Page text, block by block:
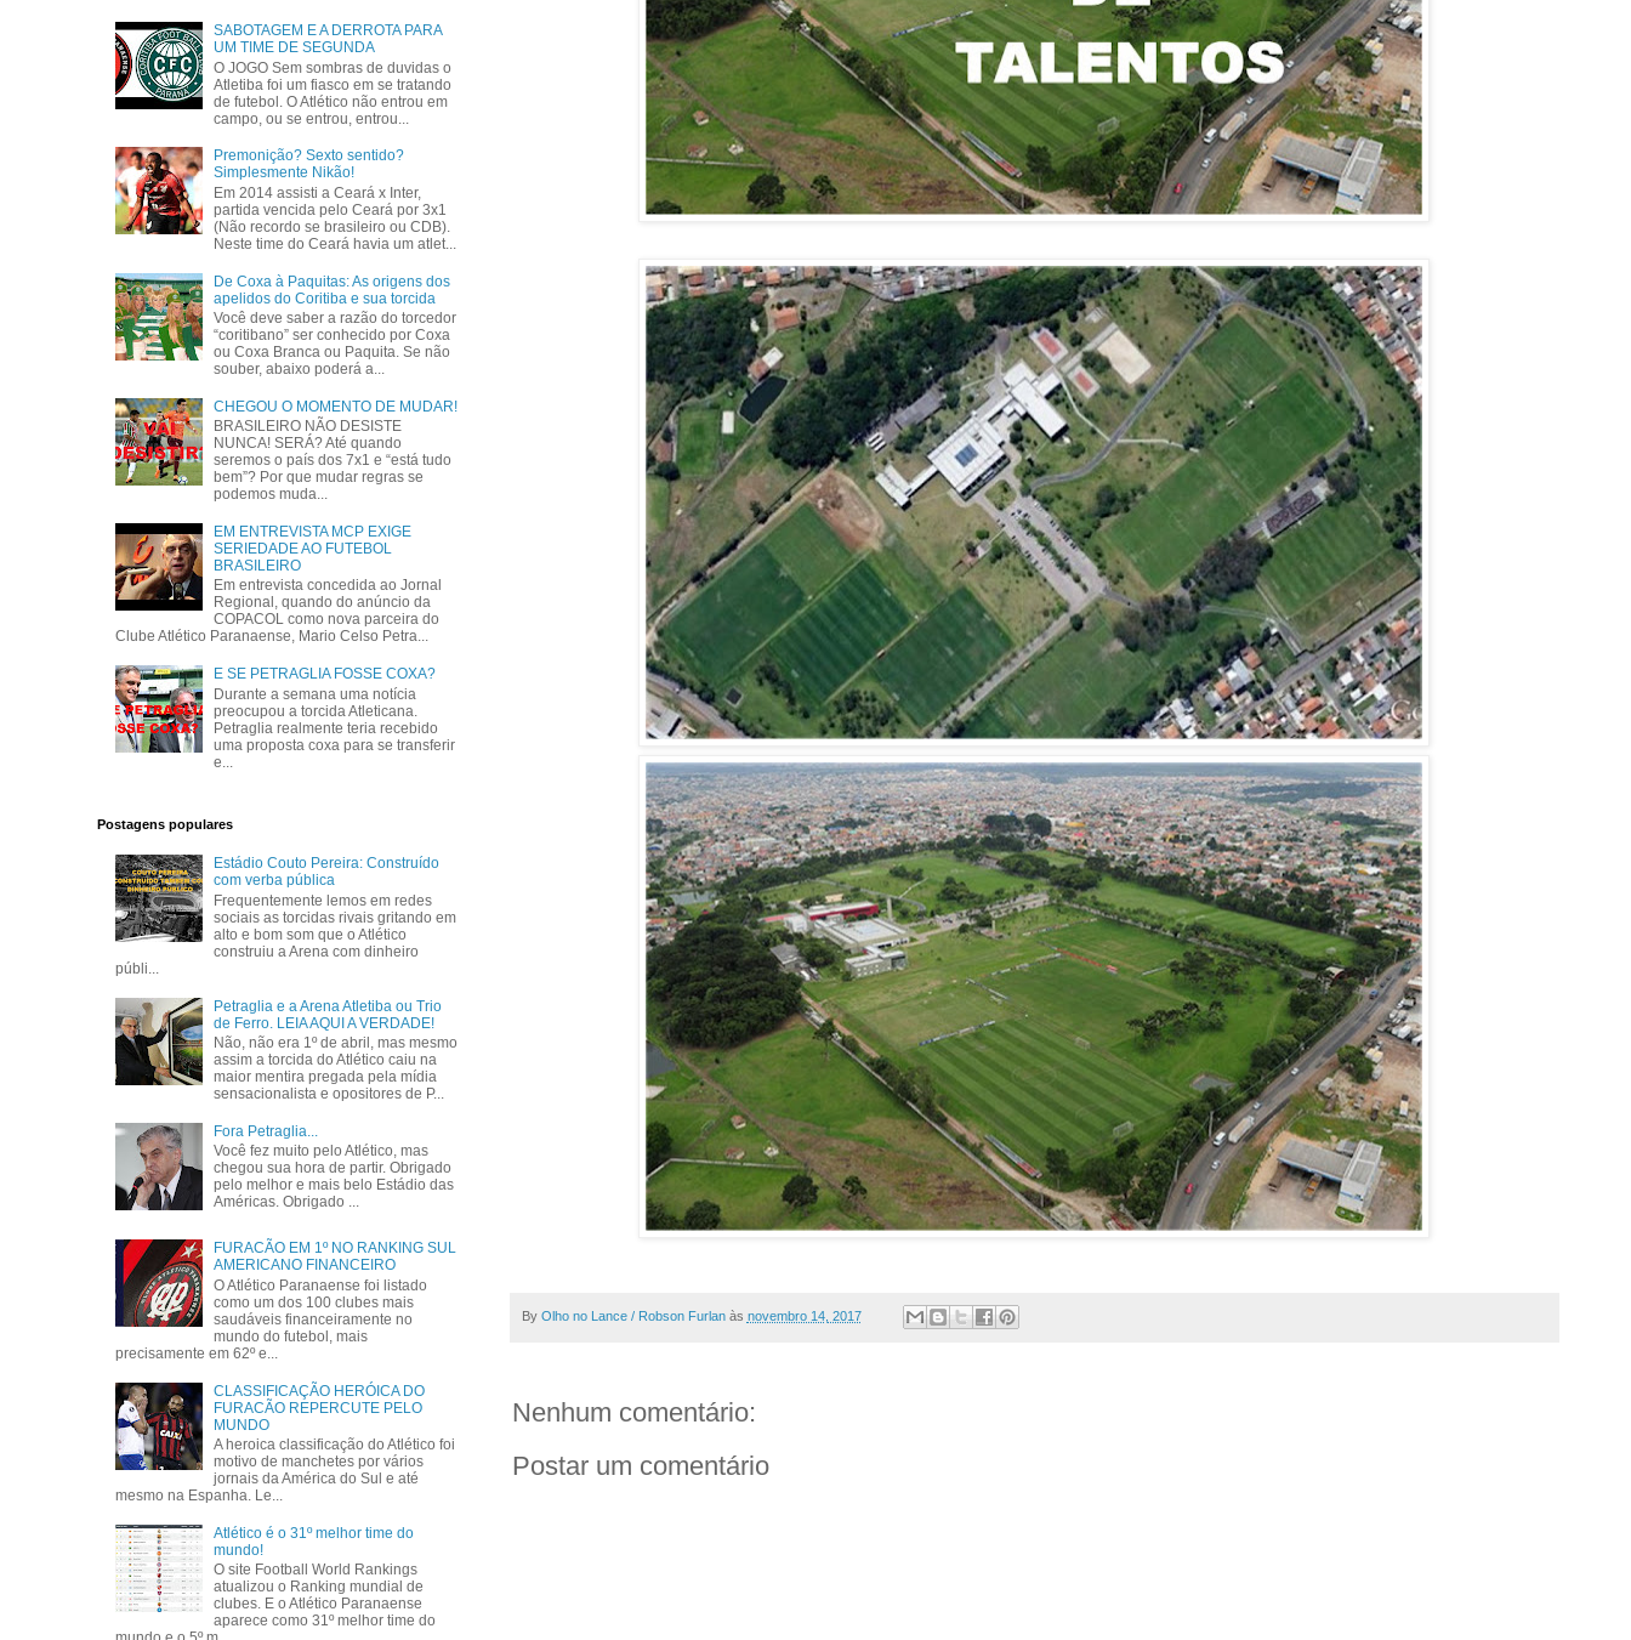
By Olho no Lance / Robson Furlan às novembro 14, 2017
Nenhum comentário:
Postar um comentário
SABOTAGEM E A DERROTA PARA
UM TIME DE SEGUNDA
O JOGO Sem sombras de duvidas o
Atletiba foi um fiasco em se tratando
de futebol. O Atlético não entrou em
campo, ou se entrou, entrou...
Premonição? Sexto sentido?
Simplesmente Nikão!
Em 2014 assisti a Ceará x Inter,
partida vencida pelo Ceará por 3x1
(Não recordo se brasileiro ou CDB).
Neste time do Ceará havia um atlet...
De Coxa à Paquitas: As origens dos
apelidos do Coritiba e sua torcida
Você deve saber a razão do torcedor
“coritibano” ser conhecido por Coxa
ou Coxa Branca ou Paquita. Se não
souber, abaixo poderá a...
CHEGOU O MOMENTO DE MUDAR!
BRASILEIRO NÃO DESISTE
NUNCA! SERÁ? Até quando
seremos o país dos 7x1 e “está tudo
bem”? Por que mudar regras se
podemos muda...
EM ENTREVISTA MCP EXIGE
SERIEDADE AO FUTEBOL
BRASILEIRO
Em entrevista concedida ao Jornal
Regional, quando do anúncio da
COPACOL como nova parceira do
Clube Atlético Paranaense, Mario Celso Petra...
E SE PETRAGLIA FOSSE COXA?
Durante a semana uma notícia
preocupou a torcida Atleticana.
Petraglia realmente teria recebido
uma proposta coxa para se transferir
e...
Postagens populares
Estádio Couto Pereira: Construído
com verba pública
Frequentemente lemos em redes
sociais as torcidas rivais gritando em
alto e bom som que o Atlético
construiu a Arena com dinheiro
públi...
Petraglia e a Arena Atletiba ou Trio
de Ferro. LEIA AQUI A VERDADE!
Não, não era 1º de abril, mas mesmo
assim a torcida do Atlético caiu na
maior mentira pregada pela mídia
sensacionalista e opositores de P...
Fora Petraglia...
Você fez muito pelo Atlético, mas
chegou sua hora de partir. Obrigado
pelo melhor e mais belo Estádio das
Américas. Obrigado ...
FURACÃO EM 1º NO RANKING SUL
AMERICANO FINANCEIRO
O Atlético Paranaense foi listado
como um dos 100 clubes mais
saudáveis financeiramente no
mundo do futebol, mais
precisamente em 62º e...
CLASSIFICAÇÃO HERÓICA DO
FURACÃO REPERCUTE PELO
MUNDO
A heroica classificação do Atlético foi
motivo de manchetes por vários
jornais da América do Sul e até
mesmo na Espanha. Le...
Atlético é o 31º melhor time do
mundo!
O site Football World Rankings
atualizou o Ranking mundial de
clubes. E o Atlético Paranaense
aparece como 31º melhor time do